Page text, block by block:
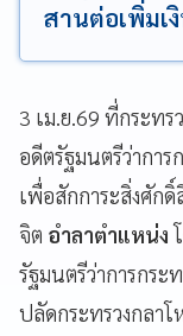
สานต่อเพิ่ม
3 เม.ย.69 ที่กระทร
อดีตรัฐมนตรีว่าการ
เพื่อสักการะสิ่งศัก
จิต อำลาตำแหน่ง
รัฐมนตรีว่าการกระ
ปลัดกระทรวงกลาโ